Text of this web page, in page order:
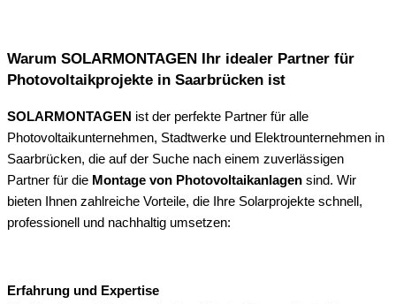
Warum SOLARMONTAGEN Ihr idealer Partner für
Photovoltaikprojekte in Saarbrücken ist
SOLARMONTAGEN ist der perfekte Partner für alle
Photovoltaikunternehmen, Stadtwerke und Elektrounternehmen in
Saarbrücken, die auf der Suche nach einem zuverlässigen
Partner für die Montage von Photovoltaikanlagen sind. Wir
bieten Ihnen zahlreiche Vorteile, die Ihre Solarprojekte schnell,
professionell und nachhaltig umsetzen:
Erfahrung und Expertise